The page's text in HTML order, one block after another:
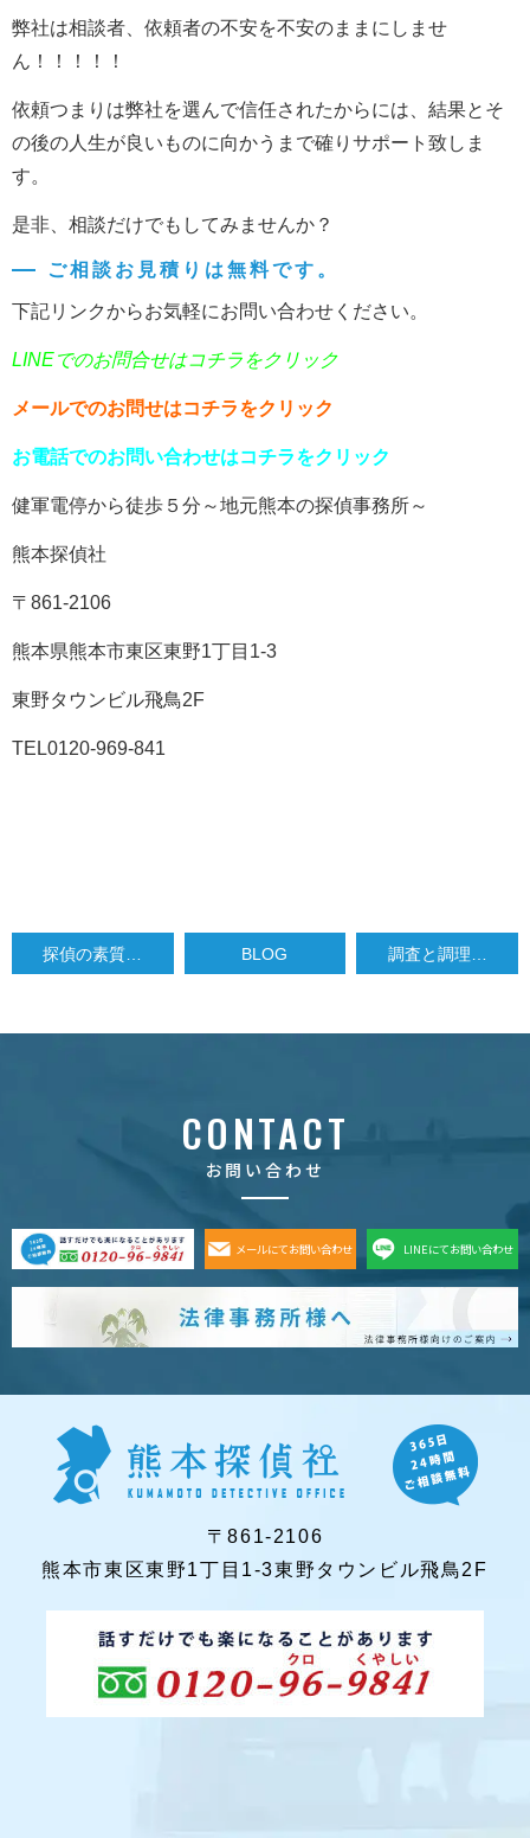
弊社は相談者、依頼者の不安を不安のままにしませ
ん！！！！！
依頼つまりは弊社を選んで信任されたからには、結果とそ
の後の人生が良いものに向かうまで確りサポート致しま
す。
是非、相談だけでもしてみませんか？
ご相談お見積りは無料です。
下記リンクからお気軽にお問い合わせください。
LINEでのお問合せはコチラをクリック
メールでのお問せはコチラをクリック
お電話でのお問い合わせはコチラをクリック
健軍電停から徒歩５分～地元熊本の探偵事務所～
熊本探偵社
〒861-2106
熊本県熊本市東区東野1丁目1-3
東野タウンビル飛鳥2F
TEL0120-969-841
探偵の素質… BLOG 調査と調理…
CONTACT
お問い合わせ
メールにてお問い合わせ LINEにてお問い合わせ
〒861-2106
熊本市東区東野1丁目1-3東野タウンビル飛鳥2F